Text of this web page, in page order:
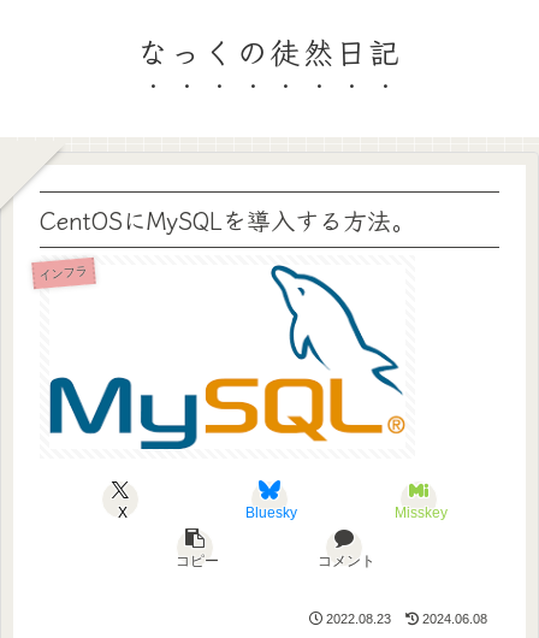
なっくの徒然日記
CentOSにMySQLを導入する方法。
インフラ
X Bluesky Misskey
コピー コメント
2022.08.23 2024.06.08